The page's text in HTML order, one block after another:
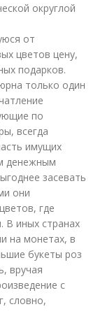
округлой
от
цветов цену,
подарков.
только один
по
всегда
имущих
денежным
засевать
они
где
В иных странах
на монетах, в
букеты роз
вручая
с
словно,